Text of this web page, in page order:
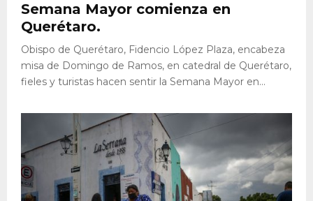
Semana Mayor comienza en
Querétaro.
Obispo de Querétaro, Fidencio López Plaza, encabeza
misa de Domingo de Ramos, en catedral de Querétaro,
fieles y turistas hacen sentir la Semana Mayor en...